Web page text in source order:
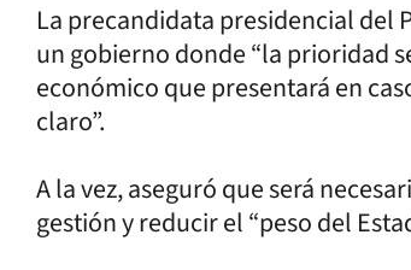
La precandidata presidencial del
un gobierno donde “la prioridad
económico que presentará en
claro”.
A la vez, aseguró que será
gestión y reducir el “peso del